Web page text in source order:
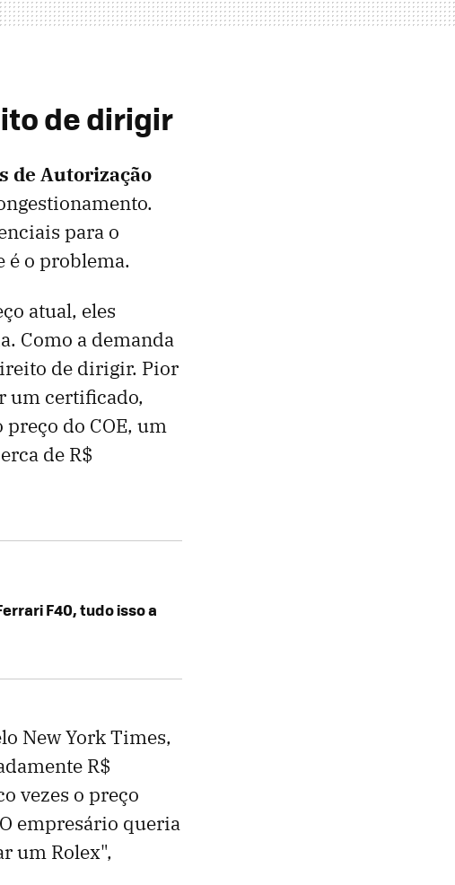
de dirigir
de Autorização
para o
é o problema.
atual, eles
Como a demanda
de dirigir. Pior
um certificado,
do COE, um
de R$
F40, tudo isso a
New York Times,
R$
vezes o preço
empresário queria
um Rolex",